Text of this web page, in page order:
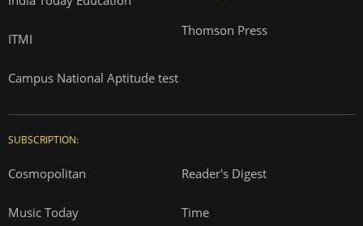
ITMI
Campus National Aptitude test
Thomson Press
SUBSCRIPTION:
Cosmopolitan Reader's Digest
Music Today Time